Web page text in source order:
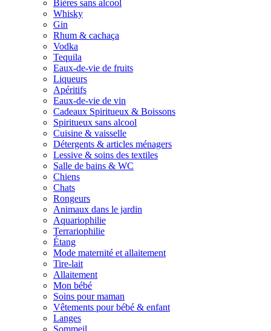
Bières sans alcool
Whisky
Gin
Rhum & cachaça
Vodka
Tequila
Eaux-de-vie de fruits
Liqueurs
Apéritifs
Eaux-de-vie de vin
Cadeaux Spiritueux & Boissons
Spiritueux sans alcool
Cuisine & vaisselle
Détergents & articles ménagers
Lessive & soins des textiles
Salle de bains & WC
Chiens
Chats
Rongeurs
Animaux dans le jardin
Aquariophilie
Terrariophilie
Étang
Mode maternité et allaitement
Tire-lait
Allaitement
Mon bébé
Soins pour maman
Vêtements pour bébé & enfant
Langes
Sommeil